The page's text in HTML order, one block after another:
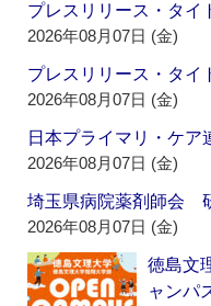
プレスリリース・タ
2026年08月07日 (金)
プレスリリース・タ
2026年08月07日 (金)
日本プライマリ・ケ
2026年08月07日 (金)
埼玉県病院薬剤師会
2026年08月07日 (金)
徳島文
ャンパ